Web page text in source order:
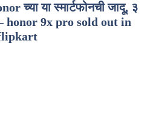
च्या या स्मार्टफोनची जादू, ३
honor 9x pro sold out in